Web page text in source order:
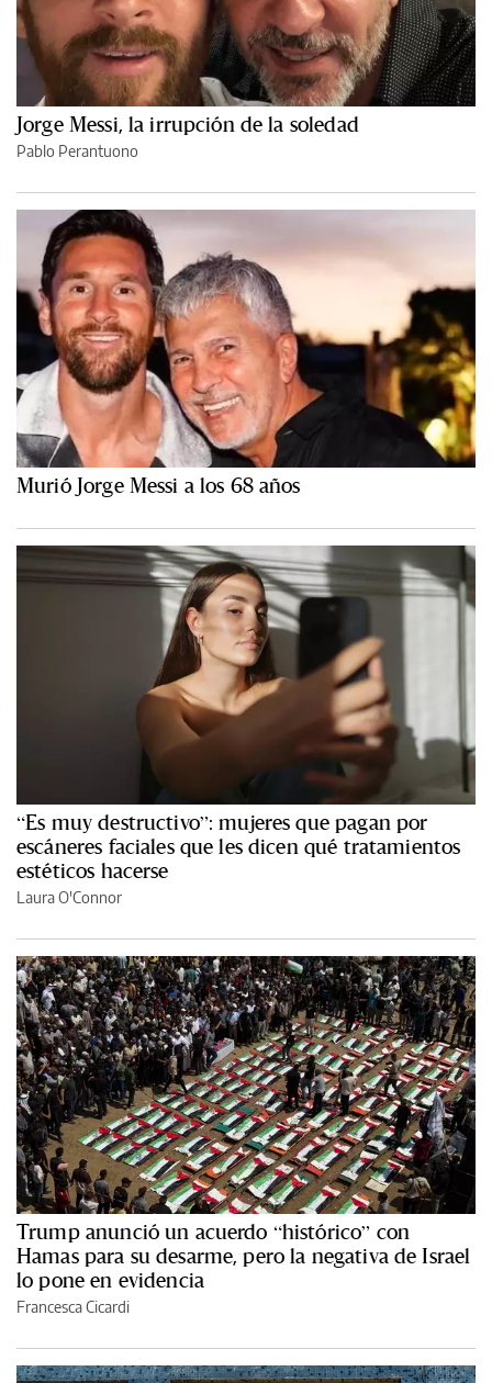
Jorge Messi, la irrupción de la soledad
Pablo Perantuono
Murió Jorge Messi a los 68 años
“Es muy destructivo”: mujeres que pagan por
escáneres faciales que les dicen qué tratamientos
estéticos hacerse
Laura O'Connor
Trump anunció un acuerdo “histórico” con
Hamas para su desarme, pero la negativa de Israel
lo pone en evidencia
Francesca Cicardi